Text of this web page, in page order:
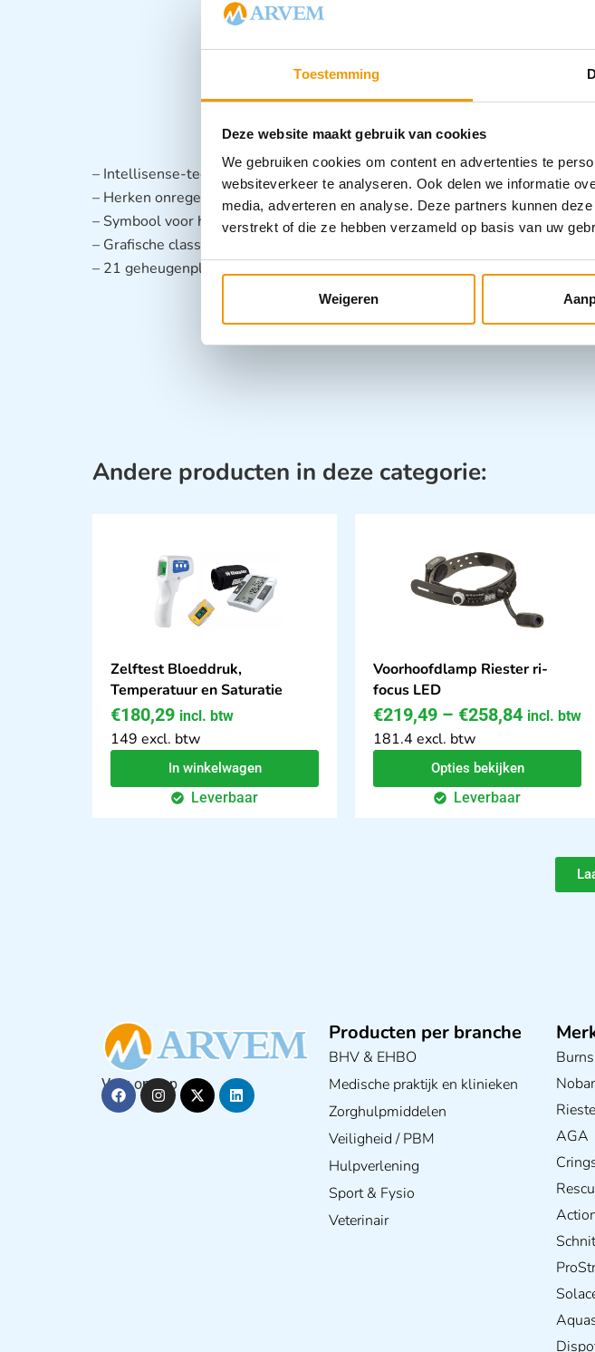
Toestemming
Deze website maakt gebruik van cookies
We gebruiken cookies om content en advertenties te
websiteverkeer te analyseren. Ook delen we informatie
media, adverteren en analyse. Deze partners kunnen
verstrekt of die ze hebben verzameld op basis van uw
Weigeren
– Intellisense-technologie voor een voorzichtige meting
– Herken onregelmatige hartslagen
– Symbool voor het (on)juist omdoen van een polsbandje
– Grafische classificatie van de bloeddruk
– 21 geheugenplaatsen
Andere producten in deze categorie:
Zelftest Bloeddruk,
Temperatuur en Saturatie
€180,29 incl. btw
149 excl. btw
In winkelwagen
Leverbaar
Voorhoofdlamp Riester ri-
focus LED
€219,49 – €258,84 incl. btw
181.4 excl. btw
Opties bekijken
Leverbaar
Volg ons op
Producten per branche
BHV & EHBO
Medische praktijk en klinieken
Zorghulpmiddelen
Veiligheid / PBM
Hulpverlening
Sport & Fysio
Veterinair
AGA